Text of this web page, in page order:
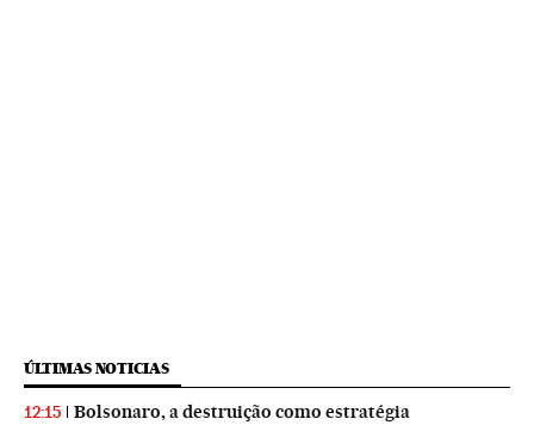
ÚLTIMAS NOTICIAS
12:15 Bolsonaro, a destruição como estratégia